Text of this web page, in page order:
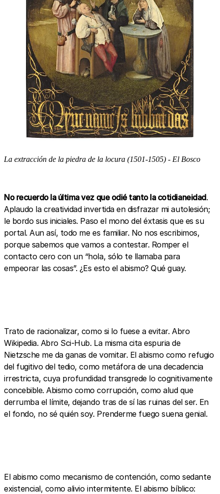
La extracción de la piedra de la locura (1501-1505) - El Bosco
No recuerdo la última vez que odié tanto la cotidianeidad.
Aplaudo la creatividad invertida en disfrazar mi autolesión;
le bordo sus iniciales. Paso el mono del éxtasis que es su
portal. Aun así, todo me es familiar. No nos escribimos,
porque sabemos que vamos a contestar. Romper el
contacto cero con un “hola, sólo te llamaba para
empeorar las cosas”. ¿Es esto el abismo? Qué guay.
Trato de racionalizar, como si lo fuese a evitar. Abro
Wikipedia. Abro Sci-Hub. La misma cita espuria de
Nietzsche me da ganas de vomitar. El abismo como refugio
del fugitivo del tedio, como metáfora de una decadencia
irrestricta, cuya profundidad transgrede lo cognitivamente
concebible. Abismo como corrupción, como alud que
derrumba el límite, dejando tras de sí las ruinas del ser. En
el fondo, no sé quién soy. Prenderme fuego suena genial.
El abismo como mecanismo de contención, como sedante
existencial, como alivio intermitente. El abismo bíblico: